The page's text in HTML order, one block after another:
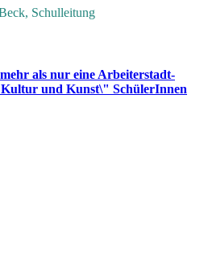
Schulleitung
als nur eine Arbeiterstadt-
Kultur und Kunst\" SchülerInnen